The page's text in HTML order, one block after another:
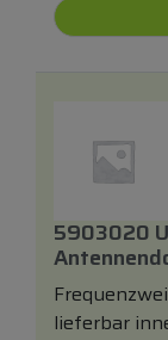
5903020
lieferbar